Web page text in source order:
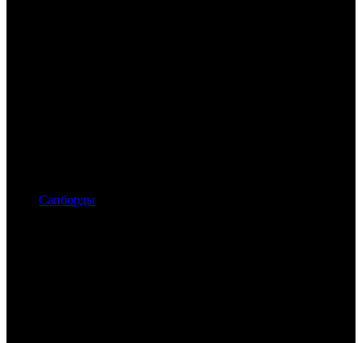
Сапборды